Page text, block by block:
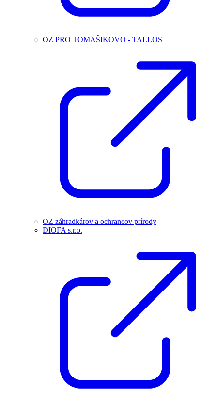
OZ PRO TOMÁŠIKOVO - TALLÓS
OZ záhradkárov a ochrancov prírody
DIOFA s.r.o.